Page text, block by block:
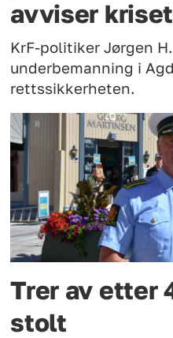
avviser
KrF-politiker Jørgen
underbemanning i
rettssikkerheten.
Trer av etter
stolt